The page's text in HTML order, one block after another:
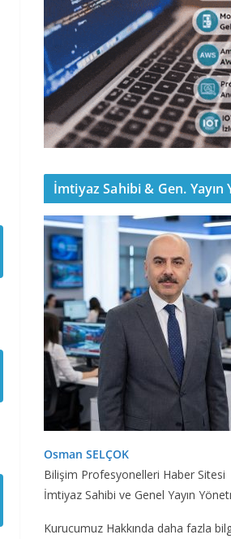
İmtiyaz Sahibi & Gen. Yayın
Osman SELÇOK
Bilişim Profesyonelleri Haber Sitesi
İmtiyaz Sahibi ve Genel Yayın
Kurucumuz Hakkında daha fazla